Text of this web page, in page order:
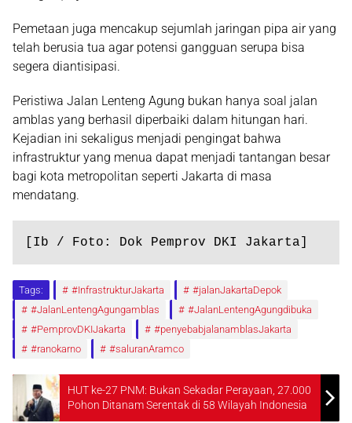
Pemetaan juga mencakup sejumlah jaringan pipa air yang
telah berusia tua agar potensi gangguan serupa bisa
segera diantisipasi.
Peristiwa Jalan Lenteng Agung bukan hanya soal jalan
amblas yang berhasil diperbaiki dalam hitungan hari.
Kejadian ini sekaligus menjadi pengingat bahwa
infrastruktur yang menua dapat menjadi tantangan besar
bagi kota metropolitan seperti Jakarta di masa
mendatang.
[Ib / Foto: Dok Pemprov DKI Jakarta]
Tags: #InfrastrukturJakarta
#jalanJakartaDepok
#JalanLentengAgungamblas
#JalanLentengAgungdibuka
#PemprovDKIJakarta
#penyebabjalanamblasJakarta
#ranokarno
#saluranAramco
HUT ke-27 PNM: Bukan Sekadar Perayaan, 27.000
Pohon Ditanam Serentak di 58 Wilayah Indonesia